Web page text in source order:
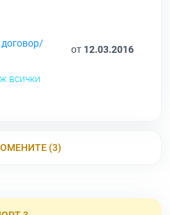
договор/
от 12.03.2016
всички
(3)